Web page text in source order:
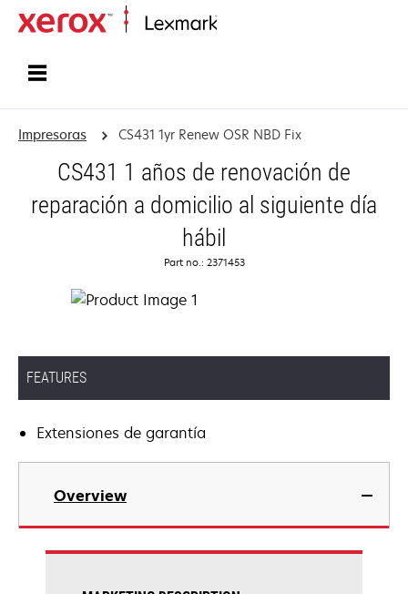
Impresoras CS431 1yr Renew OSR NBD Fix
CS431 1 años de renovación de
reparación a domicilio al siguiente día
hábil
Part no.: 2371453
FEATURES
Extensiones de garantía
Overview